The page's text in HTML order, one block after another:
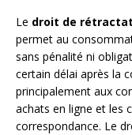
Le droit de
permet au
sans pénalité ni
certain délai après la
principalement aux
achats en ligne et les
correspondance. Le